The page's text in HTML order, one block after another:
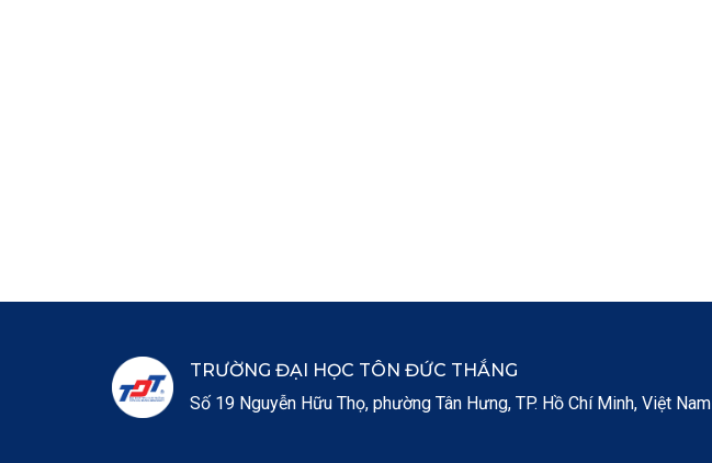
TRƯỜNG ĐẠI HỌC TÔN ĐỨC THẮNG
Số 19 Nguyễn Hữu Thọ, phường Tân Hưng, TP. Hồ Chí Minh, Việt Nam